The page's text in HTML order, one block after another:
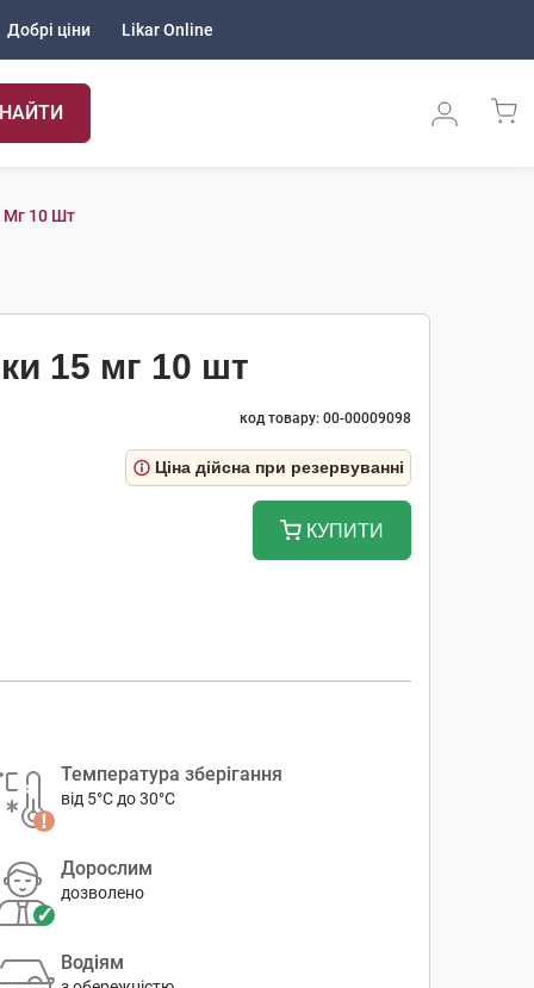
Добрі ціни Likar Online
Мг 10 Шт
15 мг 10 шт
код товару: 00-00009098
Ціна дійсна при резервуванні
КУПИТИ
Температура зберігання
від 5°C до 30°C
Дорослим
дозволено
Водіям